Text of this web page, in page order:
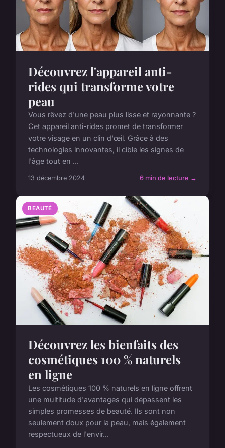
Découvrez l'appareil anti-
rides qui transforme votre
peau
Vous rêvez d'une peau plus lisse et rayonnante ?
Cet appareil anti-rides promet de transformer
votre visage en un clin d'œil. Grâce à des
technologies innovantes, il cible les signes de
l'âge tout en ...
13 décembre 2024 6 min de lecture →
BEAUTÉ
Découvrez les bienfaits des
cosmétiques 100 % naturels
en ligne
Les cosmétiques 100 % naturels en ligne offrent
une multitude d'avantages qui dépassent les
simples promesses de beauté. Ils sont non
seulement doux pour la peau, mais également
respectueux de l'envir...